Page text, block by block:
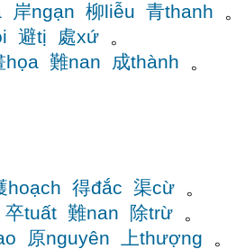
岸ngạn 柳liễu 青thanh 。
避tị 處xứ 。
họa 難nan 成thành 。
hoạch 得đắc 渠cừ 。
卒tuất 難nan 除trừ 。
原nguyên 上thượng 。